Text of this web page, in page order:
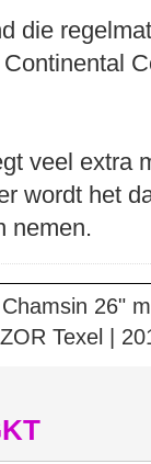
die
veel extra
wordt het
nemen.
26"
Texel |